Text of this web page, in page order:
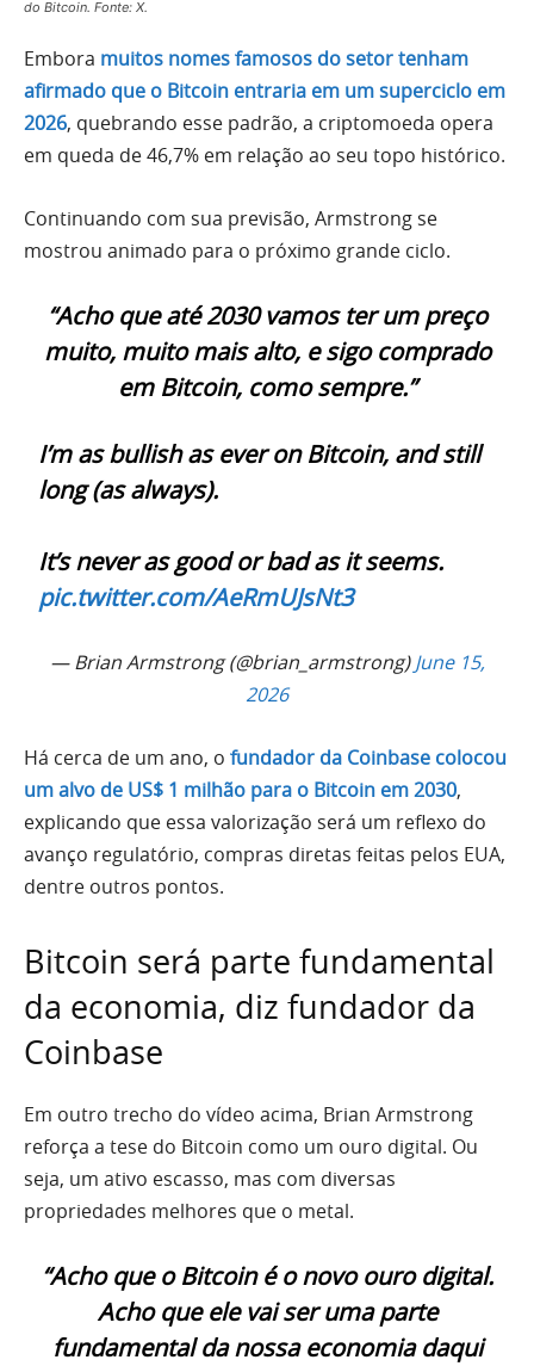
do Bitcoin. Fonte: X.
Embora muitos nomes famosos do setor tenham
afirmado que o Bitcoin entraria em um superciclo em
2026, quebrando esse padrão, a criptomoeda opera
em queda de 46,7% em relação ao seu topo histórico.
Continuando com sua previsão, Armstrong se
mostrou animado para o próximo grande ciclo.
“Acho que até 2030 vamos ter um preço
muito, muito mais alto, e sigo comprado
em Bitcoin, como sempre.”
I’m as bullish as ever on Bitcoin, and still
long (as always).
It’s never as good or bad as it seems.
pic.twitter.com/AeRmUJsNt3
— Brian Armstrong (@brian_armstrong)June 15,
2026
Há cerca de um ano, o fundador da Coinbase colocou
um alvo de US$ 1 milhão para o Bitcoin em 2030,
explicando que essa valorização será um reflexo do
avanço regulatório, compras diretas feitas pelos EUA,
dentre outros pontos.
Bitcoin será parte fundamental
da economia, diz fundador da
Coinbase
Em outro trecho do vídeo acima, Brian Armstrong
reforça a tese do Bitcoin como um ouro digital. Ou
seja, um ativo escasso, mas com diversas
propriedades melhores que o metal.
“Acho que o Bitcoin é o novo ouro digital.
Acho que ele vai ser uma parte
fundamental da nossa economia daqui